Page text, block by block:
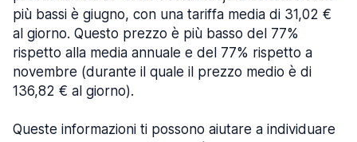
più bassi è giugno, con una tariffa media di 31,02 €
al giorno. Questo prezzo è più basso del 77%
rispetto alla media annuale e del 77% rispetto a
novembre (durante il quale il prezzo medio è di
136,82 € al giorno).
Queste informazioni ti possono aiutare a individuare